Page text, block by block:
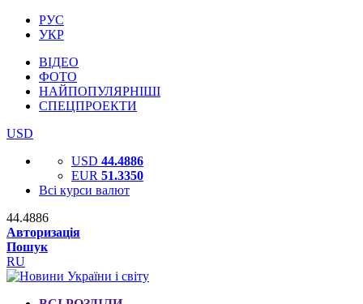
РУС
УКР
ВІДЕО
ФОТО
НАЙПОПУЛЯРНІШІ
СПЕЦПРОЕКТИ
USD
USD 44.4886
EUR 51.3350
Всі курси валют
44.4886
Авторизація
Пошук
RU